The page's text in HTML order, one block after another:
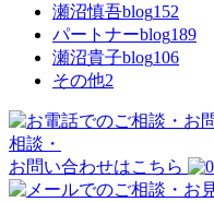
瀬沼慎吾blog152
パートナーblog189
瀬沼貴子blog106
その他2
相談・
お問い合わせはこちら